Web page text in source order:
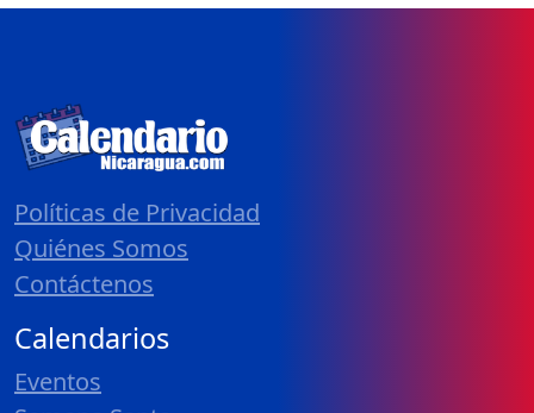
Políticas de Privacidad
Quiénes Somos
Contáctenos
Calendarios
Eventos